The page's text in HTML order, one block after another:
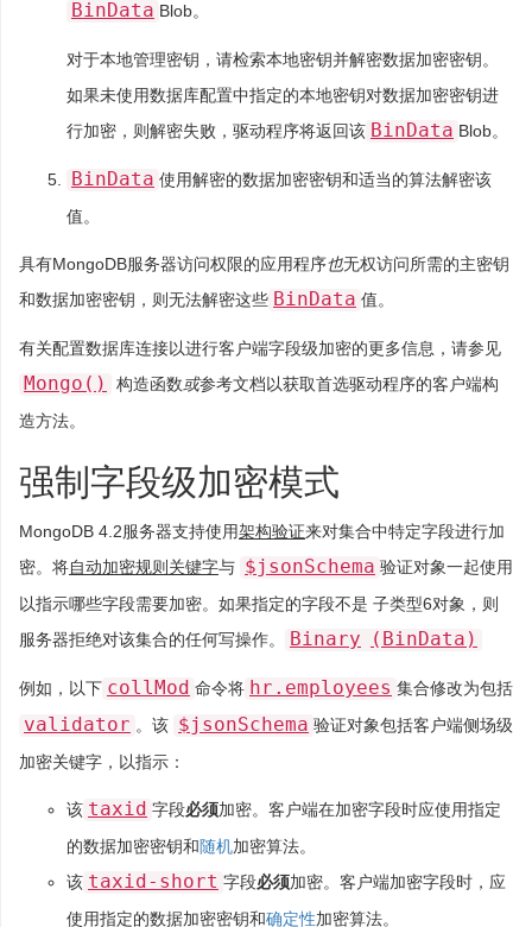
BinData Blob。
对于本地管理密钥，请检索本地密钥并解密数据加密密钥。
如果未使用数据库配置中指定的本地密钥对数据加密密钥进
行加密，则解密失败，驱动程序将返回该 BinData Blob。
BinData 使用解密的数据加密密钥和适当的算法解密该
值。
具有MongoDB服务器访问权限的应用程序也无权访问所需的主密钥
和数据加密密钥，则无法解密这些 BinData 值。
有关配置数据库连接以进行客户端字段级加密的更多信息，请参见
Mongo() 构造函数或参考文档以获取首选驱动程序的客户端构
造方法。
强制字段级加密模式
MongoDB 4.2服务器支持使用架构验证来对集合中特定字段进行加
密。将自动加密规则关键字与 $jsonSchema 验证对象一起使用
以指示哪些字段需要加密。如果指定的字段不是 子类型6对象，则
服务器拒绝对该集合的任何写操作。
Binary (BinData)
例如，以下 collMod 命令将 hr.employees 集合修改为包括
validator 。该 $jsonSchema 验证对象包括客户端侧场级
加密关键字，以指示：
该 taxid 字段必须加密。客户端在加密字段时应使用指定
的数据加密密钥和随机加密算法。
该 taxid-short 字段必须加密。客户端加密字段时，应
使用指定的数据加密密钥和确定性加密算法。